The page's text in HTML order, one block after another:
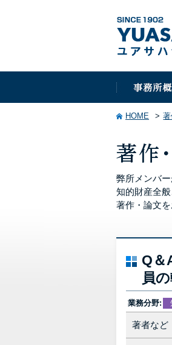
HOME
弊所メンバ
知的財産全
著作・論文
Q＆
員の
業務分野:
著者など